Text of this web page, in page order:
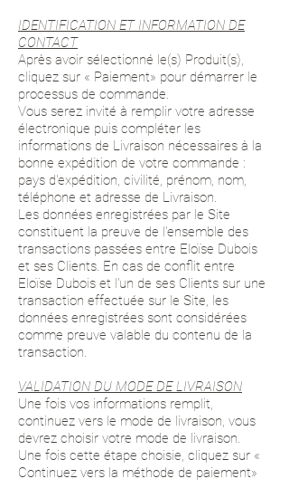
IDENTIFICATION ET INFORMATION DE
CONTACT
Après avoir sélectionné le(s) Produit(s),
cliquez sur « Paiement» pour démarrer le
processus de commande.
Vous serez invité à remplir votre adresse
électronique puis compléter les
informations de Livraison nécessaires à la
bonne expédition de votre commande :
pays d'expédition, civilité, prénom, nom,
téléphone et adresse de Livraison.
Les données enregistrées par le Site
constituent la preuve de l'ensemble des
transactions passées entre Eloïse Dubois
et ses Clients. En cas de conflit entre
Eloïse Dubois et l'un de ses Clients sur une
transaction effectuée sur le Site, les
données enregistrées sont considérées
comme preuve valable du contenu de la
transaction.
VALIDATION DU MODE DE LIVRAISON
Une fois vos informations remplit,
continuez vers le mode de livraison, vous
devrez choisir votre mode de livraison.
Une fois cette étape choisie, cliquez sur «
Continuez vers la méthode de paiement»